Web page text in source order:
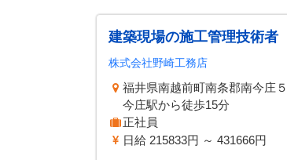
建築現場の施工管理技術者
株式会社野崎工務店
福井県南越前町南条郡南今庄
今庄駅から徒歩15分
正社員
日給 215833円 ～ 431666円